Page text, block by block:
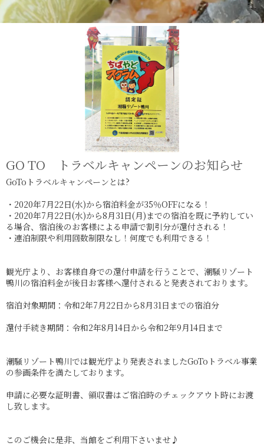
GO TO トラベルキャンペーンのお知らせ
GoToトラベルキャンペーンとは?
・2020年7月22日(水)から宿泊料金が35％OFFになる！
・2020年7月22日(水)から8月31日(月)までの宿泊を既に予約してい
る場合、宿泊後のお客様による申請で割引分が還付される！
・連泊制限や利用回数制限なし！何度でも利用できる！
観光庁より、お客様自身での還付申請を行うことで、潮騒リゾート
鴨川の宿泊料金が後日お客様へ還付されると発表されております。
宿泊対象期間：令和2年7月22日から8月31日までの宿泊分
還付手続き期間：令和2年8月14日から令和2年9月14日まで
潮騒リゾート鴨川では観光庁より発表されましたGoToトラベル事業
の参画条件を満たしております。
申請に必要な証明書、領収書はご宿泊時のチェックアウト時にお渡
し致します。
このご機会に是非、当館をご利用下さいませ♪